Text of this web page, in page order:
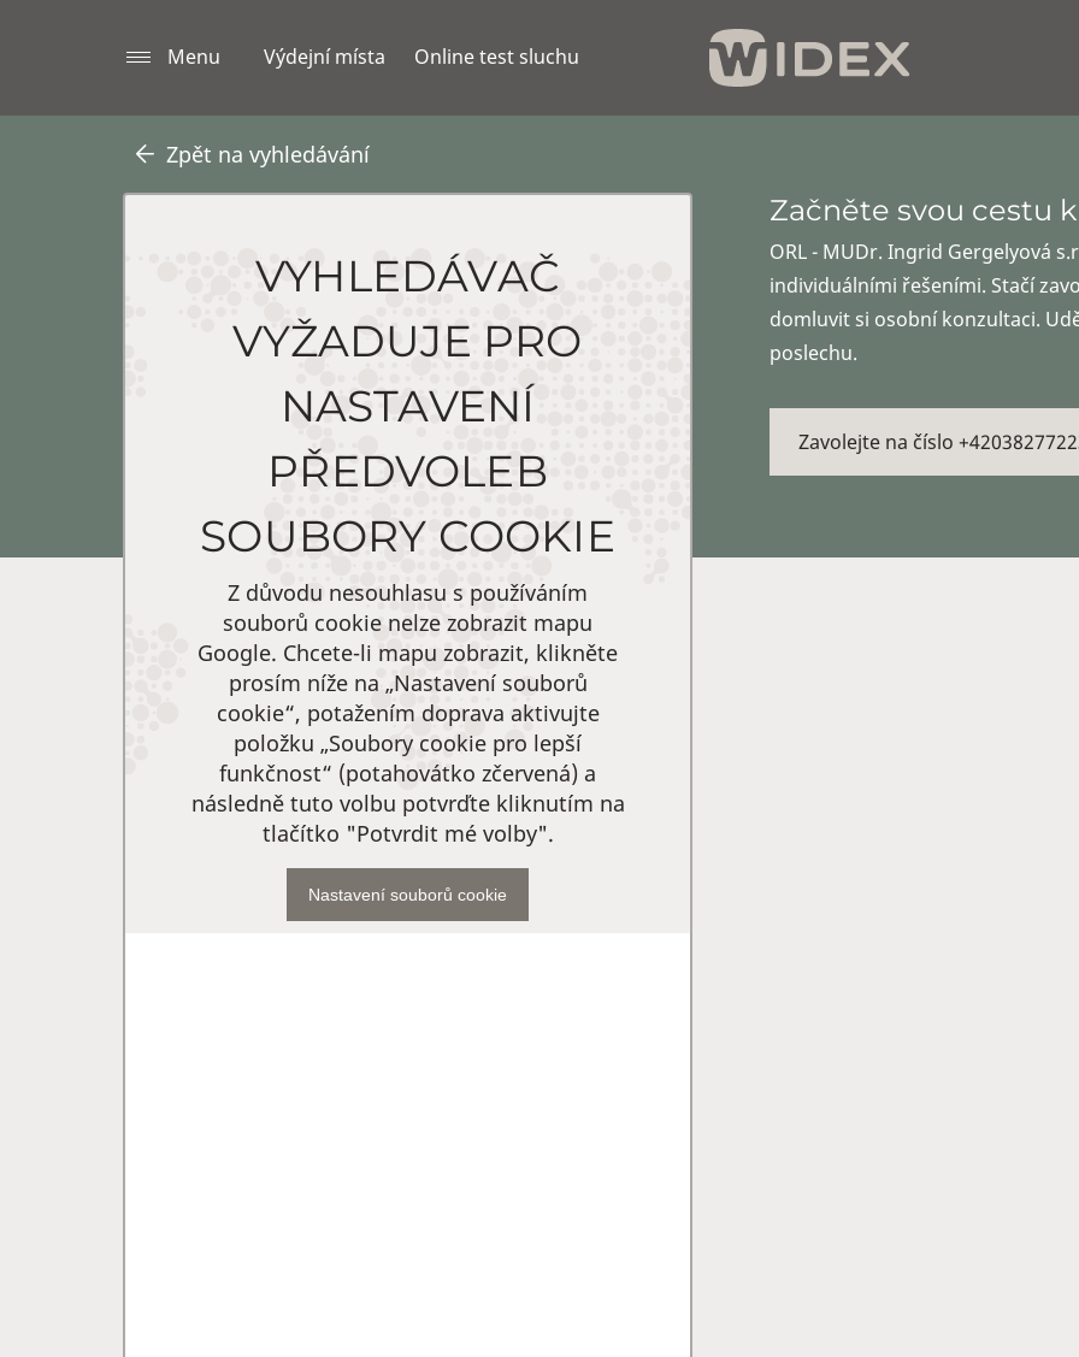
Menu Výdejní místa Online test sluchu
Zpět na vyhledávání
VYHLEDÁVAČ
VYŽADUJE PRO
NASTAVENÍ
PŘEDVOLEB
SOUBORY COOKIE
Z důvodu nesouhlasu s používáním
souborů cookie nelze zobrazit mapu
Google. Chcete-li mapu zobrazit, klikněte
prosím níže na „Nastavení souborů
cookie“, potažením doprava aktivujte
položku „Soubory cookie pro lepší
funkčnost“ (potahovátko zčervená) a
následně tuto volbu potvrďte kliknutím na
tlačítko "Potvrdit mé volby".
Nastavení souborů cookie
Začněte svou cestu
ORL - MUDr. Ingrid Gergelyová
individuálními řešeními. Stačí
domluvit si osobní konzultaci.
poslechu.
Zavolejte na číslo